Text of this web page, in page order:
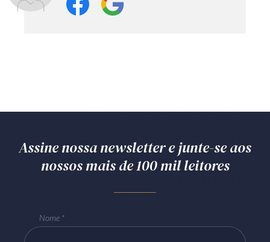
Assine nossa newsletter e junte-se aos
nossos mais de 100 mil leitores
Nome